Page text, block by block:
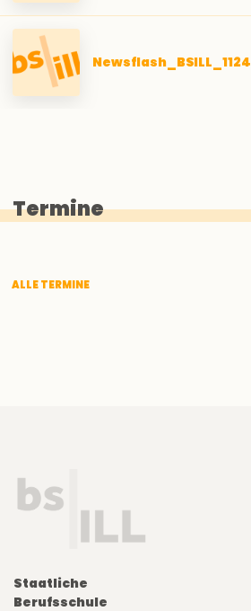
Newsflash_BSILL_1124
Termine
ALLE TERMINE
Staatliche
Berufsschule